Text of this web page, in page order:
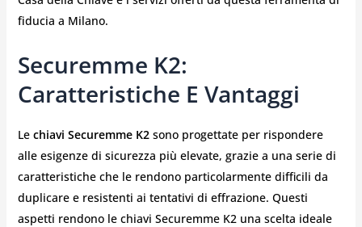
fiducia a Milano.
Securemme K2:
Caratteristiche E Vantaggi
Le chiavi Securemme K2sono progettate per rispondere
alle esigenze di sicurezza più elevate, grazie a una serie di
caratteristiche che le rendono particolarmente difficili da
duplicare e resistenti ai tentativi di effrazione. Questi
aspetti rendono le chiavi Securemme K2 una scelta ideale